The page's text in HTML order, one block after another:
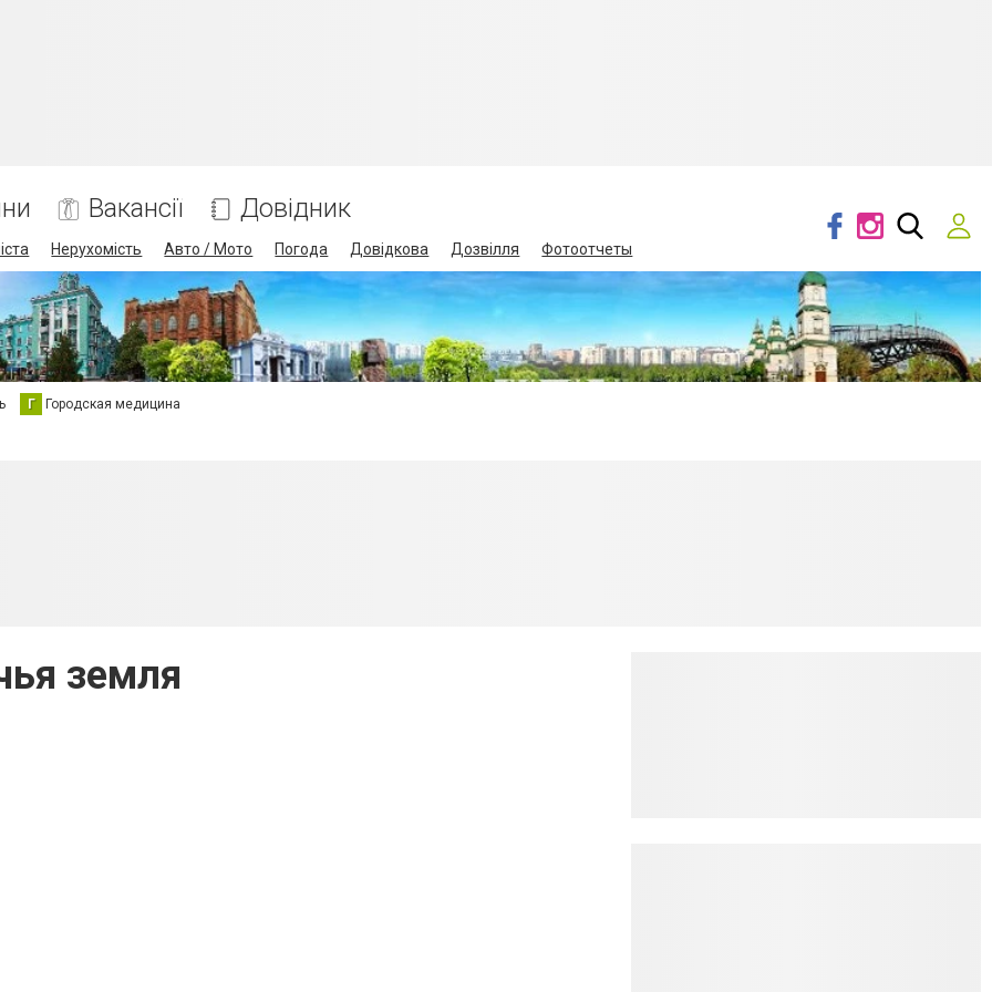
Вакансії Довідник
Нерухомість Авто / Мото Погода Довідкова Дозвілля Фотоотчеты
Г Городская медицина
земля